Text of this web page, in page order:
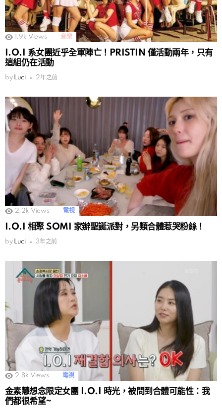
1.9k Views 音樂
I.O.I 系女團近乎全軍陣亡！PRISTIN 僅活動兩年，只有
這組仍在活動
by Luci 2年之前
2.2k Views 電視
I.O.I 相聚 SOMI 家辦聖誕派對，另類合體惹哭粉絲！
by Luci 3年之前
2.8k Views 電視
金素慧想念限定女團 I.O.I 時光，被問到合體可能性：我
們都很希望~